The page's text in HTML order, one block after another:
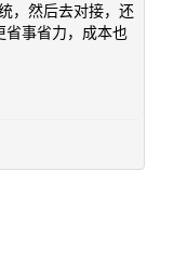
，然后去对接，还
省事省力，成本也